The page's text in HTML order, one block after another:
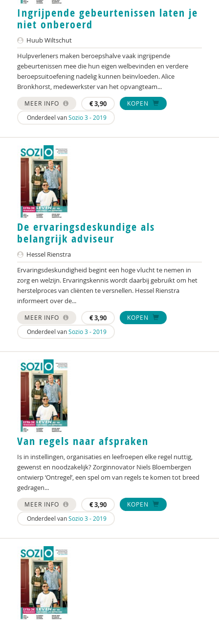
Ingrijpende gebeurtenissen laten je
niet onberoerd
Huub Wiltschut
Hulpverleners maken beroepshalve vaak ingrijpende
gebeurtenissen mee die hun eigen welbevinden en verdere
beroepsuitoefening nadelig kunnen beïnvloeden. Alice
Bronkhorst, medewerkster van het opvangteam...
MEER INFO €3,90
KOPEN
Onderdeel vanSozio 3 - 2019
De ervaringsdeskundige als
belangrijk adviseur
Hessel Rienstra
Ervaringsdeskundigheid begint een hoge vlucht te nemen in
zorg en welzijn. Ervaringskennis wordt daarbij gebruikt om het
herstelproces van cliënten te versnellen. Hessel Rienstra
informeert over de...
MEER INFO €3,90
KOPEN
Onderdeel vanSozio 3 - 2019
Van regels naar afspraken
Is in instellingen, organisaties en leefroepen elke regel nuttig,
gewenst en noodzakelijk? Zorginnovator Niels Bloembergen
ontwierp ‘Ontregel’, een spel om van regels te komen tot breed
gedragen...
MEER INFO €3,90
KOPEN
Onderdeel vanSozio 3 - 2019